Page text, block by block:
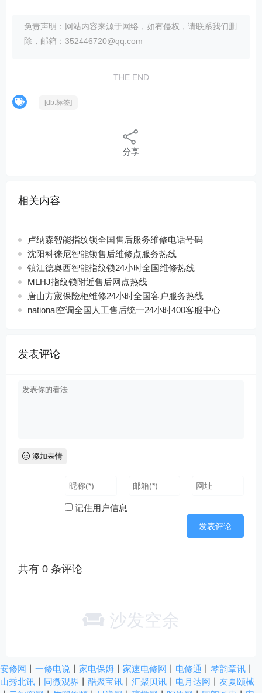
免责声明：网站内容来源于网络，如有侵权，请联系我们删
除，邮箱：352446720@qq.com
THE END
[db:标签]
分享
相关内容
卢纳森智能指纹锁全国售后服务维修电话号码
沈阳科徕尼智能锁售后维修点服务热线
镇江德奥西智能指纹锁24小时全国维修热线
MLHJ指纹锁附近售后网点热线
唐山方宬保险柜维修24小时全国客户服务热线
national空调全国人工售后统一24小时400客服中心
发表评论
添加表情
记住用户信息
共有0 条评论
沙发空余
安修网 一修电说 家电保姆 家速电修网 电修通 琴韵章讯
山秀北讯
同微观界 酷聚宝讯 汇聚贝讯 电月达网
友夏颐械